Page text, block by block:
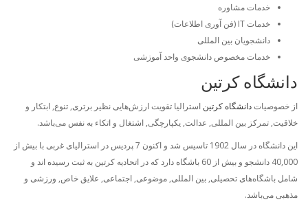
خدمات مشاوره
خدمات IT (فن آوری اطلاعات)
دانشجویان بین المللی
خدمات مخصوص دانشجوی واحد آموزشی
دانشگاه کرتین
از خصوصیاتدانشگاه کرتین استرالیا تقویت ارزش‌هایی نظیر برتری, تنوع, ابتکار و
خلاقیت, تمرکز بین المللی, عدالت, یکپارچگی, اشتغال و اتکاء به نفس می‌باشد.
این دانشگاه در سال 1902 تاسیس شد و اکنون 7 پردیس در استرالیای غربی با بیش از
40,000 دانشجو و بیش از 60 باشگاه دارد که در اتحادیه کرتین به ثبت رسیده اند و
شامل باشگاه‌های تحصیلی, بین المللی, موضوعی, اجتماعی, علایق خاص, ورزشی و
مذهبی می‌باشد.